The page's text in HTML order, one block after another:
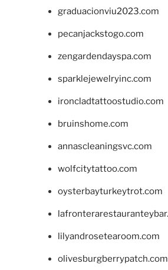
graduacionviu2023.com
pecanjackstogo.com
zengardendayspa.com
sparklejewelryinc.com
ironcladtattoostudio.com
bruinshome.com
annascleaningsvc.com
wolfcitytattoo.com
oysterbayturkeytrot.com
lilyandrosetearoom.com
olivesburgberrypatch.com